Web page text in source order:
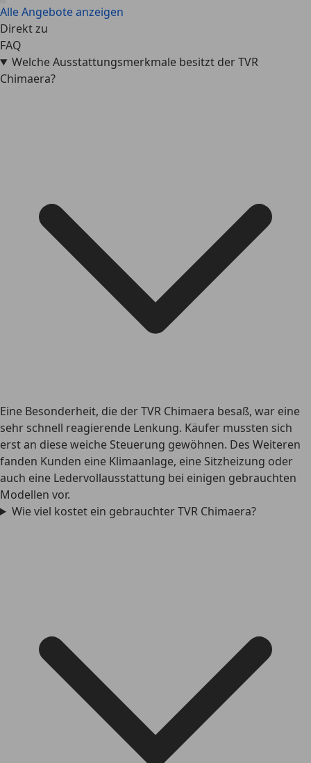
Alle Angebote anzeigen
Direkt zu
FAQ
Welche Ausstattungsmerkmale besitzt der TVR
Chimaera?
Eine Besonderheit, die der TVR Chimaera besaß, war eine
sehr schnell reagierende Lenkung. Käufer mussten sich
erst an diese weiche Steuerung gewöhnen. Des Weiteren
fanden Kunden eine Klimaanlage, eine Sitzheizung oder
auch eine Ledervollausstattung bei einigen gebrauchten
Modellen vor.
Wie viel kostet ein gebrauchter TVR Chimaera?